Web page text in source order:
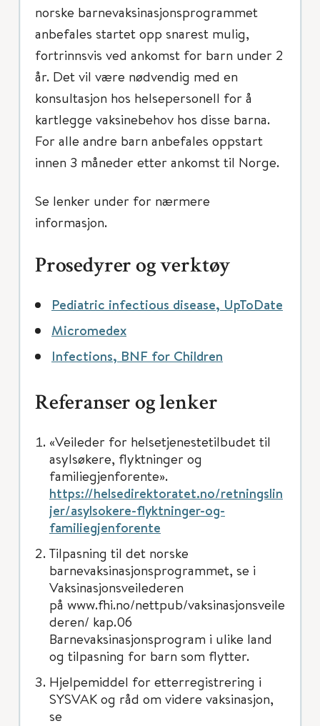
norske barnevaksinasjonsprogrammet
anbefales startet opp snarest mulig,
fortrinnsvis ved ankomst for barn under 2
år. Det vil være nødvendig med en
konsultasjon hos helsepersonell for å
kartlegge vaksinebehov hos disse barna.
For alle andre barn anbefales oppstart
innen 3 måneder etter ankomst til Norge.
Se lenker under for nærmere
informasjon.
Prosedyrer og verktøy
Pediatric infectious disease, UpToDate
Micromedex
Infections, BNF for Children
Referanser og lenker
«Veileder for helsetjenestetilbudet til
asylsøkere, flyktninger og
familiegjenforente».
https://helsedirektoratet.no/retningslin
jer/asylsokere-flyktninger-og-
familiegjenforente
Tilpasning til det norske
barnevaksinasjonsprogrammet, se i
Vaksinasjonsveilederen
på www.fhi.no/nettpub/vaksinasjonsveile
deren/ kap.06
Barnevaksinasjonsprogram i ulike land
og tilpasning for barn som flytter.
Hjelpemiddel for etterregistrering i
SYSVAK og råd om videre vaksinasjon,
se